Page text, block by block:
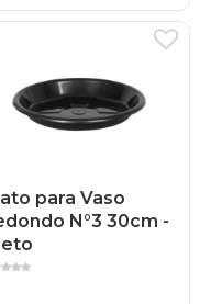
para Vaso
N°3 30cm -